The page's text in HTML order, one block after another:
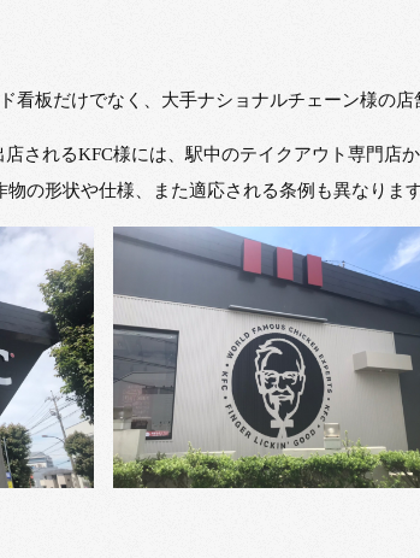
看板だけでなく、大手ナショナルチェーン様の店
されるKFC様には、駅中のテイクアウト専門店
の形状や仕様、また適応される条例も異なります